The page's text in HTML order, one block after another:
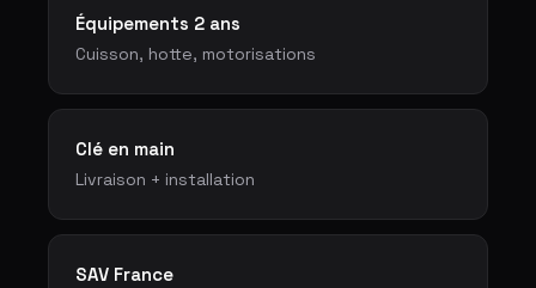
Équipements 2 ans
Cuisson, hotte, motorisations
Clé en main
Livraison + installation
SAV France